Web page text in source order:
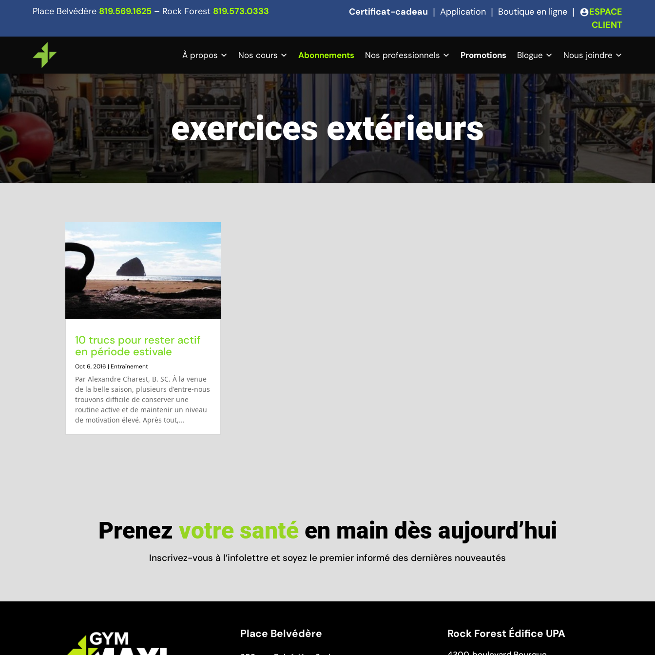
Place Belvédère 819.569.1625 – Rock Forest 819.573.0333 Certificat-cadeau ❘ Application❘ Boutique en ligne❘
ESPACE
CLIENT
À propos Nos cours Abonnements Nos professionnels Promotions Blogue Nous joindre
exercices extérieurs
10 trucs pour rester actif
en période estivale
Oct 6, 2016 |Entraînement
Par Alexandre Charest, B. SC. À la venue
de la belle saison, plusieurs d'entre-nous
trouvons difficile de conserver une
routine active et de maintenir un niveau
de motivation élevé. Après tout,...
Prenez votre santé en main dès aujourd’hui
Inscrivez-vous à l’infolettre et soyez le premier informé des dernières nouveautés
Place Belvédère Rock Forest Édifice UPA